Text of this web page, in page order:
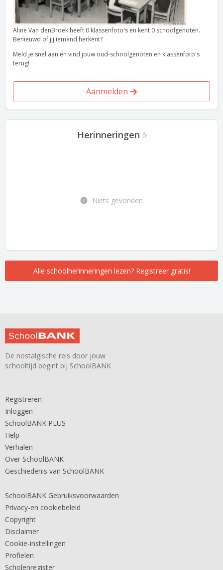
Aline Van denBroek heeft 0 klassenfoto's en kent 0 schoolgenoten.
Benieuwd of jij iemand herkent?
Meld je snel aan en vind jouw oud-schoolgenoten en klassenfoto's
terug!
Aanmelden
Herinneringen 0
Niets gevonden
Alle schoolherinneringen lezen? Registreer gratis!
De nostalgische reis door jouw
schooltijd begint bij SchoolBANK
Registreren
Inloggen
SchoolBANK PLUS
Help
Verhalen
Over SchoolBANK
Geschiedenis van SchoolBANK
SchoolBANK Gebruiksvoorwaarden
Privacy-en cookiebeleid
Copyright
Disclaimer
Cookie-instellingen
Profielen
Scholenregister